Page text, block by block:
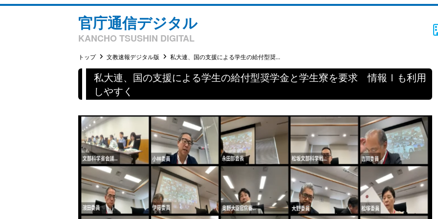
官庁通信デジタル
KANCHO TSUSHIN DIGITAL
トップ 文教速報デジタル版 私大連、国の支援による学生の給付型奨...
私大連、国の支援による学生の給付型奨学金と学生寮を要求 情報Ⅰも利用
しやすく